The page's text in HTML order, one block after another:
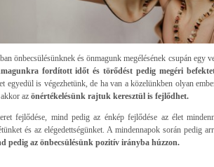
önbecsülésünknek és önmagunk megélésének csupán egy
fordított időt és törődést pedig megéri
egyedül is végezhetünk, de ha van a közelünkben olyan
az önértékelésünk rajtuk keresztül is fejlődhet.
fejlődése, mind pedig az énkép fejlődése az élet
és az elégedettségünket. A mindennapok során pedig
pedig az önbecsülésünk pozitív irányba húzzon.